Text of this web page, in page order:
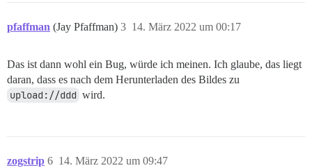
pfaffman (Jay Pfaffman) 14. März 2022 um 00:17
3
Das ist dann wohl ein Bug, würde ich meinen. Ich glaube, das liegt
daran, dass es nach dem Herunterladen des Bildes zu
upload://ddd wird.
zogstrip 14. März 2022 um 09:47
6